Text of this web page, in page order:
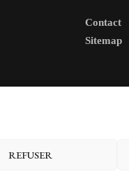
REFUSER
Contact
Sitemap